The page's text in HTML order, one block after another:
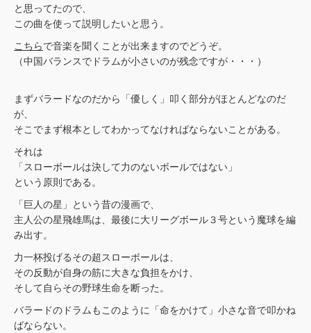
と思ってたので、
この曲を使って説明したいと思う。
こちらで音楽を聞くことが出来ますのでどうぞ。
（中国バランスでドラムが小さいのが残念ですが・・・）
まずバラードなのだから「優しく」叩く部分がほとんどなのだ
が、
そこでまず根本としてわかってなければならないことがある。
それは
「スローボールは決して力のないボールではない」
という原則である。
「巨人の星」という昔の漫画で、
主人公の星飛雄馬は、最後に大リーグボール３号という魔球を編
み出す。
力一杯投げるその超スローボールは、
その反動が自身の筋に大きな負担をかけ、
そして自らその野球生命を断った。
バラードのドラムもこのように「命をかけて」小さな音で叩かね
ばならない。